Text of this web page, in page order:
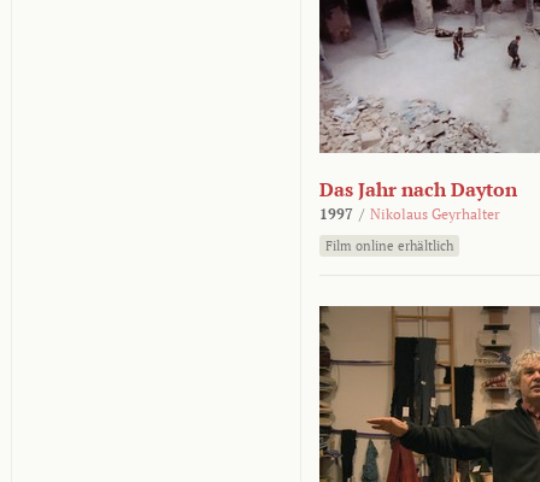
Das Jahr nach Dayton
1997 / Nikolaus Geyrhalter
Film online erhältlich